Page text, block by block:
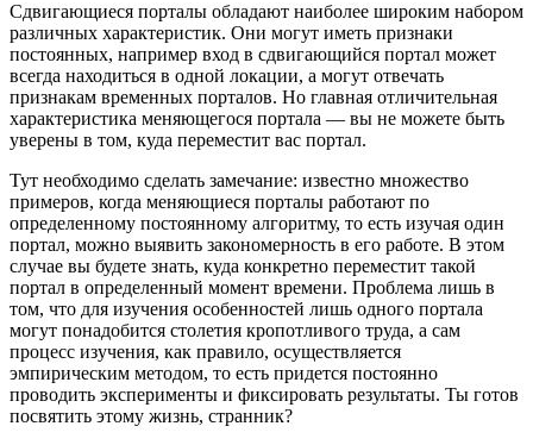
Сдвигающиеся порталы обладают наиболее широким набором
различных характеристик. Они могут иметь признаки
постоянных, например вход в сдвигающийся портал может
всегда находиться в одной локации, а могут отвечать
признакам временных порталов. Но главная отличительная
характеристика меняющегося портала — вы не можете быть
уверены в том, куда переместит вас портал.
Тут необходимо сделать замечание: известно множество
примеров, когда меняющиеся порталы работают по
определенному постоянному алгоритму, то есть изучая один
портал, можно выявить закономерность в его работе. В этом
случае вы будете знать, куда конкретно переместит такой
портал в определенный момент времени. Проблема лишь в
том, что для изучения особенностей лишь одного портала
могут понадобится столетия кропотливого труда, а сам
процесс изучения, как правило, осуществляется
эмпирическим методом, то есть придется постоянно
проводить эксперименты и фиксировать результаты. Ты готов
посвятить этому жизнь, странник?